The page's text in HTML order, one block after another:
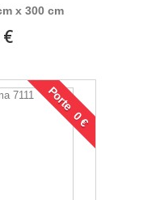
x 300 cm
Porte 0 €